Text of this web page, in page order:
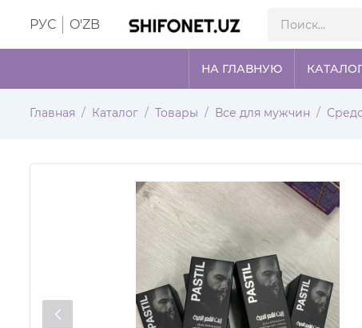
РУС O'ZB
НА ГЛАВНУЮ
Главная Каталог Товары Все для мужчин